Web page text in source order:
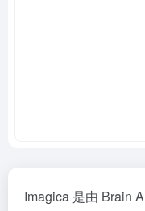
Imagica 是由 Brain